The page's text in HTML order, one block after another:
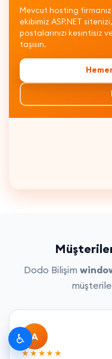
Mevcut hosting
ekibimiz ASP.NET
postalarınızı kesintisiz
taşısın.
Dodo Bilişim
A
★★★★★
♿